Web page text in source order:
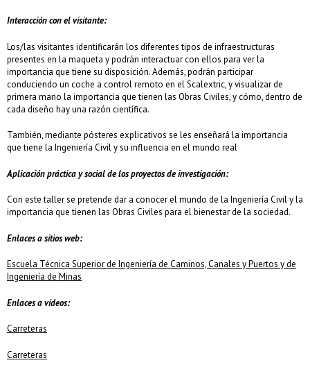
Interacción con el visitante:
Los/las visitantes identificarán los diferentes tipos de infraestructuras
presentes en la maqueta y podrán interactuar con ellos para ver la
importancia que tiene su disposición. Además, podrán participar
conduciendo un coche a control remoto en el Scalextric, y visualizar de
primera mano la importancia que tienen las Obras Civiles, y cómo, dentro de
cada diseño hay una razón científica.
También, mediante pósteres explicativos se les enseñará la importancia
que tiene la Ingeniería Civil y su influencia en el mundo real
Aplicación práctica y social de los proyectos de investigación:
Con este taller se pretende dar a conocer el mundo de la Ingeniería Civil y la
importancia que tienen las Obras Civiles para el bienestar de la sociedad.
Enlaces a sitios web:
Escuela Técnica Superior de Ingeniería de Caminos, Canales y Puertos y de
Ingeniería de Minas
Enlaces a vídeos:
Carreteras
Carreteras